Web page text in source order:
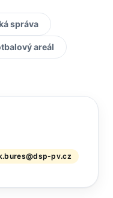
správa
areál
pv.cz